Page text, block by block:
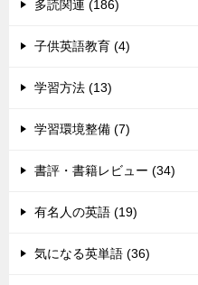
多読関連 (186)
子供英語教育 (4)
学習方法 (13)
学習環境整備 (7)
書評・書籍レビュー (34)
有名人の英語 (19)
気になる英単語 (36)